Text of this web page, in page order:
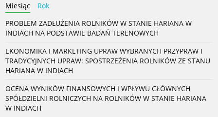
Miesiąc
Rok
PROBLEM ZADŁUŻENIA ROLNIKÓW W STANIE HARIANA W
INDIACH NA PODSTAWIE BADAŃ TERENOWYCH
EKONOMIKA I MARKETING UPRAW WYBRANYCH PRZYPRAW I
TRADYCYJNYCH UPRAW: SPOSTRZEŻENIA ROLNIKÓW ZE STANU
HARIANA W INDIACH
OCENA WYNIKÓW FINANSOWYCH I WPŁYWU GŁÓWNYCH
SPÓŁDZIELNI ROLNICZYCH NA ROLNIKÓW W STANIE HARIANA
W INDIACH